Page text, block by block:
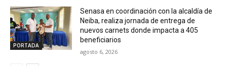
PORTADA
Senasa en coordinación con la alcaldía de
Neiba, realiza jornada de entrega de
nuevos carnets donde impacta a 405
beneficiarios
agosto 6, 2026